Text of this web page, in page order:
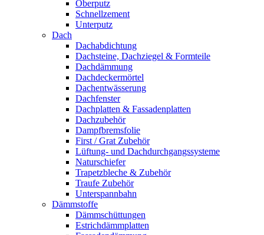
Oberputz
Schnellzement
Unterputz
Dach
Dachabdichtung
Dachsteine, Dachziegel & Formteile
Dachdämmung
Dachdeckermörtel
Dachentwässerung
Dachfenster
Dachplatten & Fassadenplatten
Dachzubehör
Dampfbremsfolie
First / Grat Zubehör
Lüftung- und Dachdurchgangssysteme
Naturschiefer
Trapetzbleche & Zubehör
Traufe Zubehör
Unterspannbahn
Dämmstoffe
Dämmschüttungen
Estrichdämmplatten